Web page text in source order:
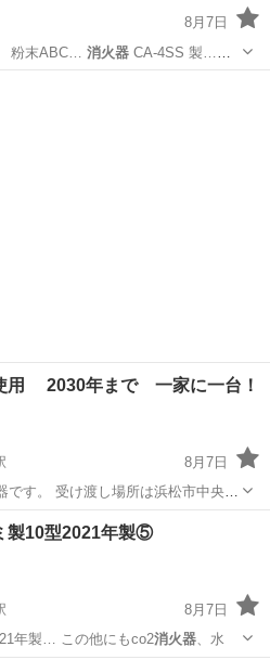
8月7日
粉末ABC… 消火器CA-4SS 製…
です。 ご理解い…消火器消化器
用 2030年まで 一家に一台！
8月7日
です。 受け渡し場所は浜松市中央区
その他 消火器
製10型2021年製⑤
8月7日
10型2021年製… この他にもco2消火器、水